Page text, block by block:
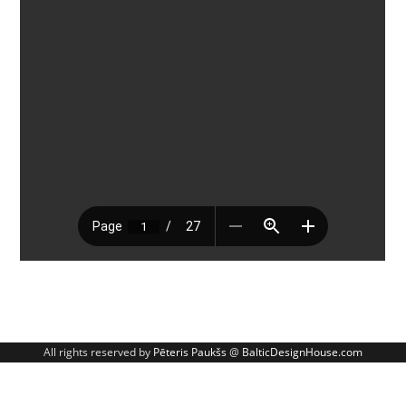
All rights reserved by Pēteris Paukšs@ BalticDesignHouse.com